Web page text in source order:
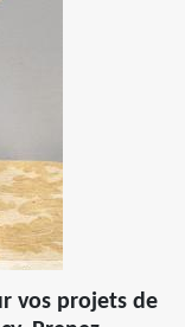
vos projets de